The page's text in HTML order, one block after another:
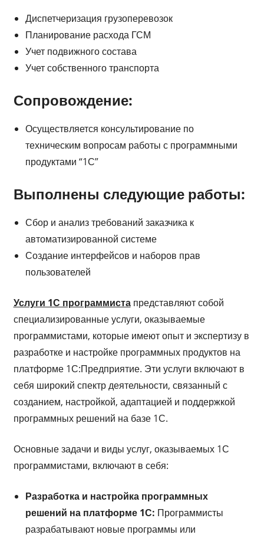
Диспетчеризация грузоперевозок
Планирование расхода ГСМ
Учет подвижного состава
Учет собственного транспорта
Сопровождение:
Осуществляется консультирование по
техническим вопросам работы с программными
продуктами “1С”
Выполнены следующие работы:
Сбор и анализ требований заказчика к
автоматизированной системе
Создание интерфейсов и наборов прав
пользователей
Услуги 1С программистапредставляют собой
специализированные услуги, оказываемые
программистами, которые имеют опыт и экспертизу в
разработке и настройке программных продуктов на
платформе 1С:Предприятие. Эти услуги включают в
себя широкий спектр деятельности, связанный с
созданием, настройкой, адаптацией и поддержкой
программных решений на базе 1С.
Основные задачи и виды услуг, оказываемых 1С
программистами, включают в себя:
Разработка и настройка программных
решений на платформе 1С: Программисты
разрабатывают новые программы или